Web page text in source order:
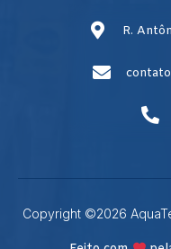
R.
Copyright ©2026